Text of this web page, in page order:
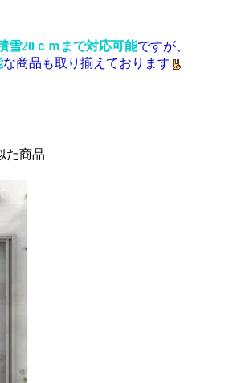
雪20ｃｍまで対応可能ですが、
な商品も取り揃えております
た商品